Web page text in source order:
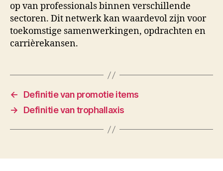
op van professionals binnen verschillende
sectoren. Dit netwerk kan waardevol zijn voor
toekomstige samenwerkingen, opdrachten en
carrièrekansen.
←
Definitie van promotie items
→
Definitie van trophallaxis